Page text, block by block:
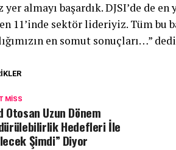
yer almayı başardık. DJSI’de de
11’inde sektör lideriyiz. Tüm
en somut sonuçları…”
MISS
Otosan Uzun Dönem
Hedefleri İle
Şimdi” Diyor